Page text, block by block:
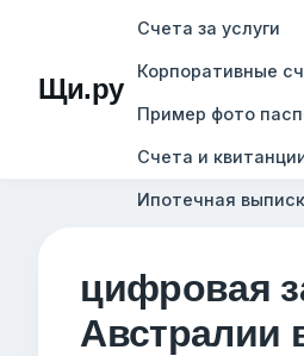
Щи.ру
Счета за услуги
Корпоративные
Пример фото
Счета и
Ипотечная
цифровая
Австралии